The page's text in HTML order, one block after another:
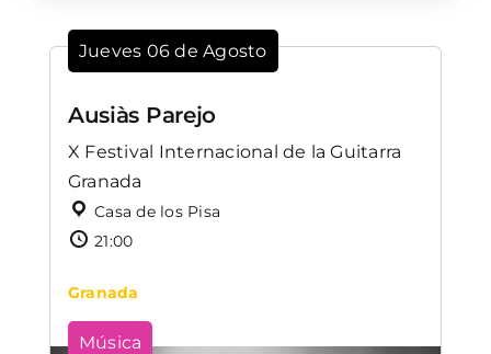
Jueves 06 de Agosto
Ausiàs Parejo
X Festival Internacional de la Guitarra
Granada
Casa de los Pisa
21:00
Granada
Música